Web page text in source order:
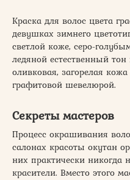
Краска для волос цвета
девушках зимнего
светлой коже, серо-
ледяной естественный
оливковая, загорелая
графитовой шевелюрой.
Секреты мастеров
Процесс окрашивания
салонах красоты окутан
них практически никогда
красители. Вместо этого